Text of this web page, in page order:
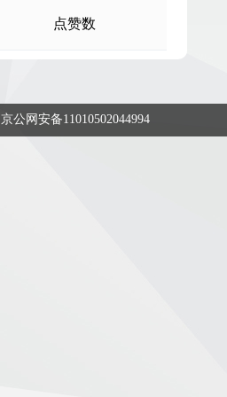
点赞数
京公网安备11010502044994